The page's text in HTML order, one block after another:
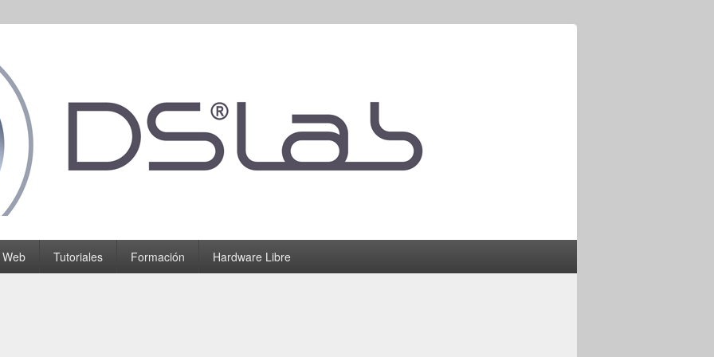
Tutoriales Formación Hardware Libre